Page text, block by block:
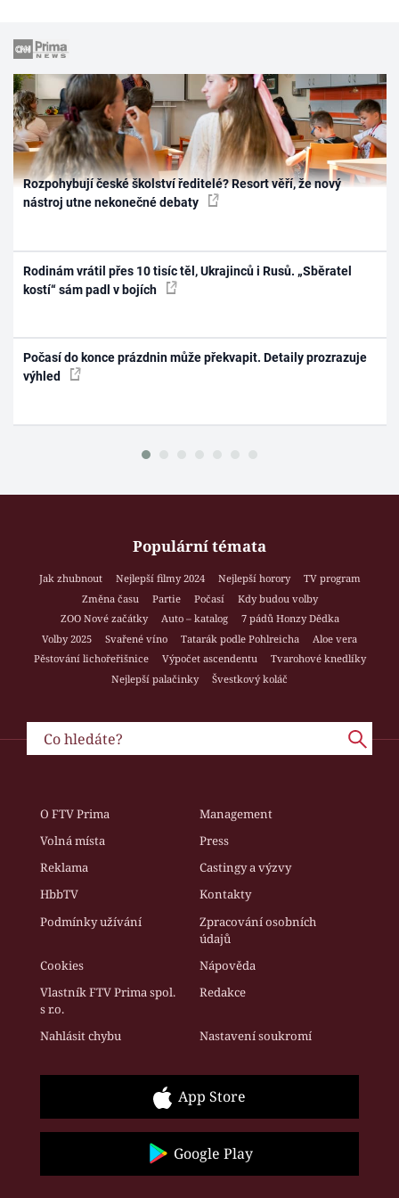
Rozpohybují české školství ředitelé? Resort věří, že nový
nástroj utne nekonečné debaty
Rodinám vrátil přes 10 tisíc těl, Ukrajinců i Rusů. „Sběratel
kostí“ sám padl v bojích
Počasí do konce prázdnin může překvapit. Detaily prozrazuje
výhled
Populární témata
Jak zhubnout Nejlepší filmy 2024 Nejlepší horory
TV program
Změna času
Partie Počasí
Kdy budou volby
ZOO Nové začátky
Auto – katalog
7 pádů Honzy Dědka
Volby 2025
Svařené víno Tatarák podle Pohlreicha
Aloe vera
Pěstování lichořeřišnice
Výpočet ascendentu
Tvarohové knedlíky
Nejlepší palačinky
Švestkový koláč
O FTV Prima
Management
Volná místa
Press
Reklama
Castingy a výzvy
HbbTV
Kontakty
Podmínky užívání
Zpracování osobních
údajů
Cookies
Nápověda
Vlastník FTV Prima spol.
s r.o.
Redakce
Nahlásit chybu Nastavení soukromí
App Store
Google Play